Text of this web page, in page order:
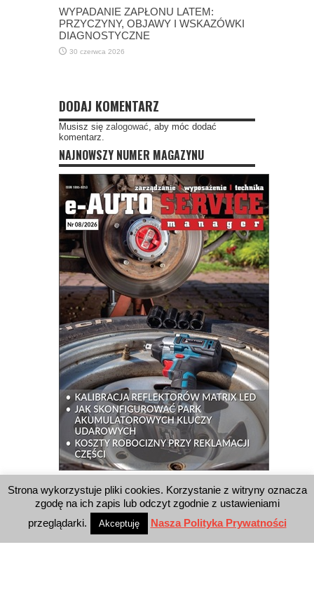
WYPADANIE ZAPŁONU LATEM:
PRZYCZYNY, OBJAWY I WSKAZÓWKI
DIAGNOSTYCZNE
30 czerwca 2026
DODAJ KOMENTARZ
Musisz się zalogować , aby móc dodać
komentarz.
NAJNOWSZY NUMER MAGAZYNU
WYSZUKIWARKA
Strona wykorzystuje pliki cookies. Korzystanie z witryny oznacza
zgodę na ich zapis lub odczyt zgodnie z ustawieniami
przeglądarki.
Akceptuję Nasza Polityka Prywatności